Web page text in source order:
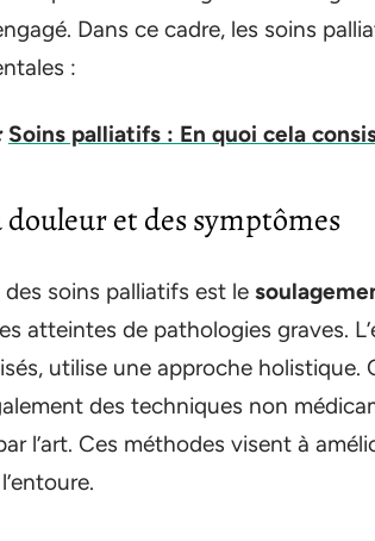
Dans ce cadre, les soins
:
Soins palliatifs : En quoi cela
et des symptômes
soins palliatifs est le
atteintes de pathologies graves.
utilise une approche holistique.
des techniques non
l’art. Ces méthodes visent à